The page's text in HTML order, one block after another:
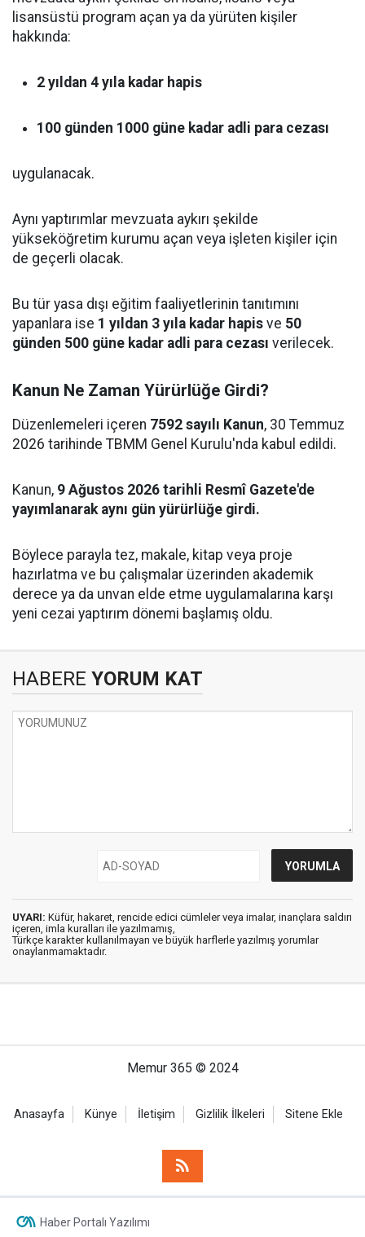
lisansüstü program açan ya da yürüten kişiler
hakkında:
2 yıldan 4 yıla kadar hapis
100 günden 1000 güne kadar adli para cezası
uygulanacak.
Aynı yaptırımlar mevzuata aykırı şekilde
yükseköğretim kurumu açan veya işleten kişiler için
de geçerli olacak.
Bu tür yasa dışı eğitim faaliyetlerinin tanıtımını
yapanlara ise 1 yıldan 3 yıla kadar hapis ve 50
günden 500 güne kadar adli para cezası verilecek.
Kanun Ne Zaman Yürürlüğe Girdi?
Düzenlemeleri içeren 7592 sayılı Kanun, 30 Temmuz
2026 tarihinde TBMM Genel Kurulu'nda kabul edildi.
Kanun, 9 Ağustos 2026 tarihli Resmî Gazete'de
yayımlanarak aynı gün yürürlüğe girdi.
Böylece parayla tez, makale, kitap veya proje
hazırlatma ve bu çalışmalar üzerinden akademik
derece ya da unvan elde etme uygulamalarına karşı
yeni cezai yaptırım dönemi başlamış oldu.
HABERE YORUM KAT
UYARI: Küfür, hakaret, rencide edici cümleler veya imalar, inançlara saldırı
içeren, imla kuralları ile yazılmamış,
Türkçe karakter kullanılmayan ve büyük harflerle yazılmış yorumlar
onaylanmamaktadır.
Memur 365 © 2024
Anasayfa Künye İletişim Gizlilik İlkeleri Sitene Ekle
Haber Portalı Yazılımı